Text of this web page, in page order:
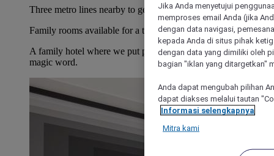
Three metro lines nearby to get around the capital.
Family rooms available for a trip with the whole gang.
A family hotel where we put people first. Friendliness is the
magic word.
Jika Anda menyetujui
memproses email Anda (jika
dengan data navigasi,
kepada Anda di situs pihak
dengan data yang dimiliki oleh
bagian "iklan yang ditargetkan"
Anda dapat mengubah pilihan
dapat diakses melalui tautan
Informasi selengkapnya
Mitra kami